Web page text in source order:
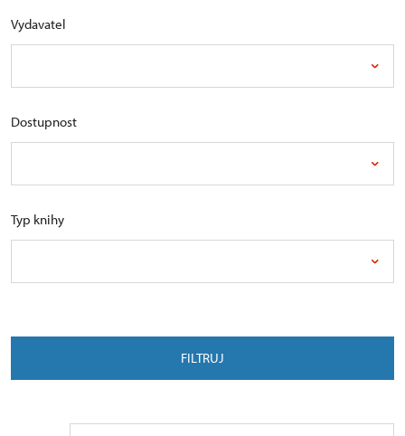
Vydavatel
Dostupnost
Typ knihy
FILTRUJ